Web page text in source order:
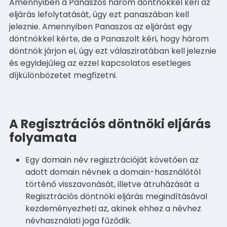
eljárás lefolytatását, úgy ezt panaszában kell
jeleznie. Amennyiben Panaszos az eljárást egy
döntnökkel kérte, de a Panaszolt kéri, hogy három
döntnök járjon el, úgy ezt válasziratában kell jeleznie
és egyidejűleg az ezzel kapcsolatos esetleges
díjkülönbözetet megfizetni.
A Regisztrációs döntnöki eljárás
folyamata
Egy domain név regisztrációját követően az
adott domain névnek a domain-használótól
történő visszavonását, illetve átruházását a
Regisztrációs döntnöki eljárás megindításával
kezdeményezheti az, akinek ehhez a névhez
névhasználati joga fűződik.